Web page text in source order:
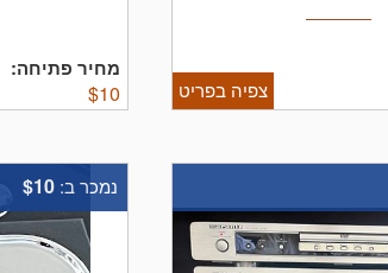
צפיה בפריט
מחיר פתיחה:
$10
נמכר ב: $10